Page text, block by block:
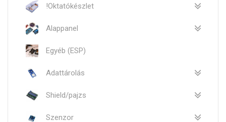
!Oktatókészlet
Alappanel
Egyéb (ESP)
Adattárolás
Shield/pajzs
Szenzor